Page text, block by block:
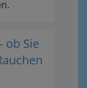
ob Sie